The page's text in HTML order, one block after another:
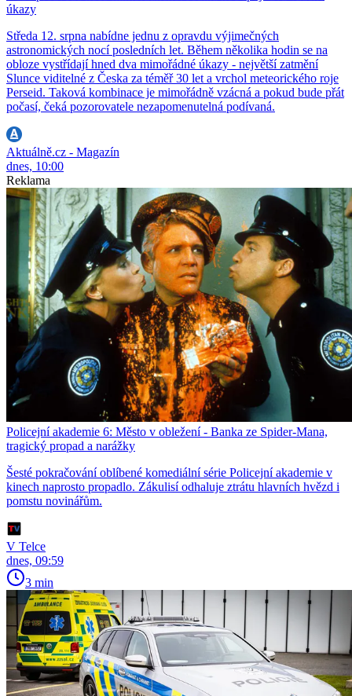
úkazy
Středa 12. srpna nabídne jednu z opravdu výjimečných
astronomických nocí posledních let. Během několika hodin se na
obloze vystřídají hned dva mimořádné úkazy - největší zatmění
Slunce viditelné z Česka za téměř 30 let a vrchol meteorického roje
Perseid. Taková kombinace je mimořádně vzácná a pokud bude přát
počasí, čeká pozorovatele nezapomenutelná podívaná.
Aktuálně.cz - Magazín
dnes, 10:00
Reklama
Policejní akademie 6: Město v obležení - Banka ze Spider-Mana,
tragický propad a narážky
Šesté pokračování oblíbené komediální série Policejní akademie v
kinech naprosto propadlo. Zákulisí odhaluje ztrátu hlavních hvězd i
pomstu novinářům.
V Telce
dnes, 09:59
3 min